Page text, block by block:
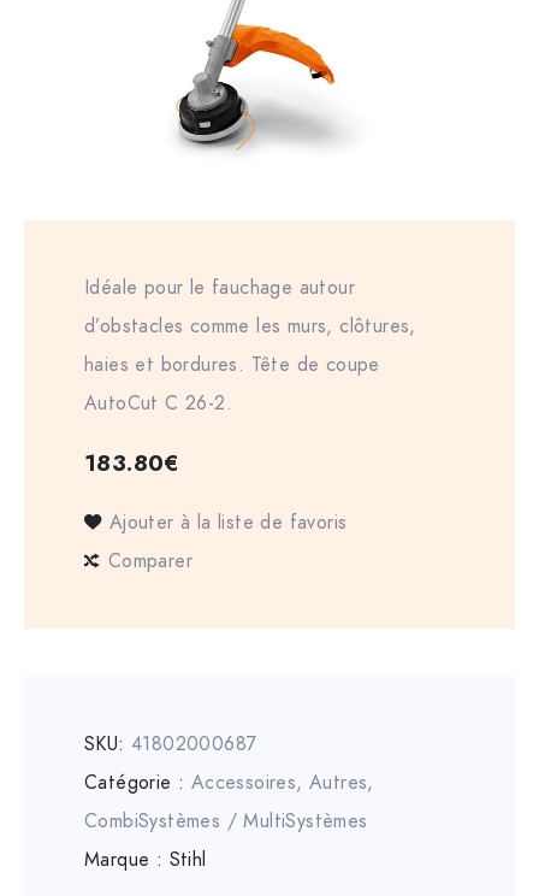
Idéale pour le fauchage autour
d’obstacles comme les murs, clôtures,
haies et bordures. Tête de coupe
AutoCut C 26-2.
183.80€
Ajouter à la liste de favoris
Comparer
SKU: 41802000687
Catégorie : Accessoires,Autres,
CombiSystèmes / MultiSystèmes
Marque : Stihl